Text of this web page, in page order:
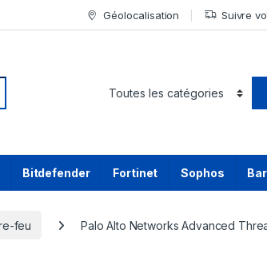
Géolocalisation Suivre
Bitdefender Fortinet Sophos
feu Palo Alto Networks Advanced